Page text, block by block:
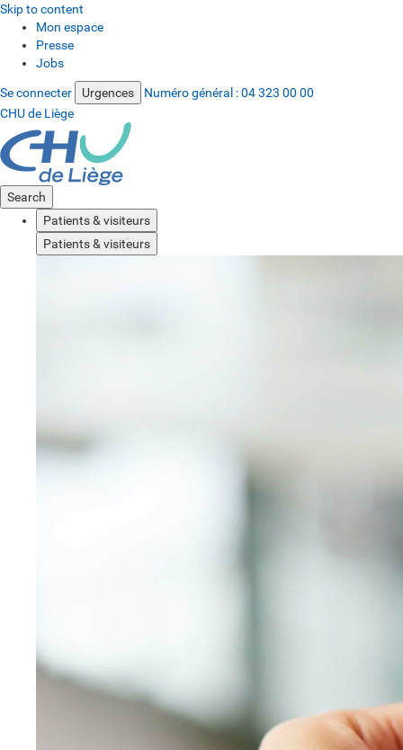
Skip to content
Mon espace
Presse
Jobs
Se connecter Urgences Numéro général :04 323 00 00
CHU de Liège
Search
Patients & visiteurs
Patients & visiteurs